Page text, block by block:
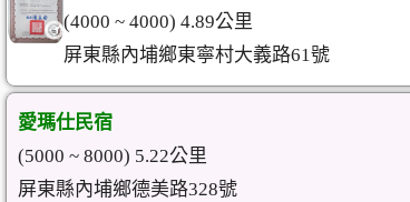
(4000 ~ 4000) 4.89公里
屏東縣內埔鄉東寧村大義路61號
愛瑪仕民宿
(5000 ~ 8000) 5.22公里
屏東縣內埔鄉德美路328號